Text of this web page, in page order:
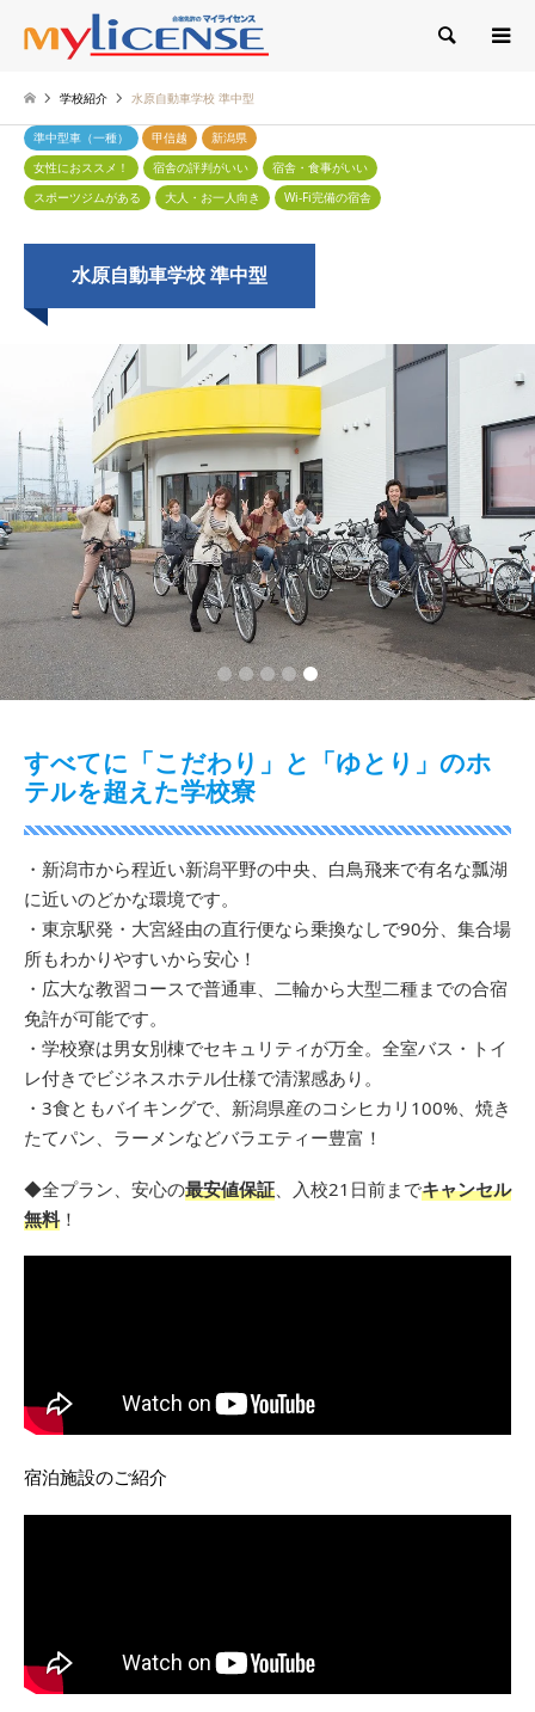
検索
学校紹介 水原自動車学校 準中型
準中型車（一種） 甲信越
新潟県
女性におススメ！
宿舎の評判がいい
宿舎・食事がいい
スポーツジムがある
大人・お一人向き Wi-Fi完備の宿舎
水原自動車学校 準中型
2 3 4 5
すべてに「こだわり」と「ゆとり」のホ
テルを超えた学校寮
・新潟市から程近い新潟平野の中央、白鳥飛来で有名な瓢湖
に近いのどかな環境です。
・東京駅発・大宮経由の直行便なら乗換なしで90分、集合場
所もわかりやすいから安心！
・広大な教習コースで普通車、二輪から大型二種までの合宿
免許が可能です。
・学校寮は男女別棟でセキュリティが万全。全室バス・トイ
レ付きでビジネスホテル仕様で清潔感あり。
・3食ともバイキングで、新潟県産のコシヒカリ100%、焼き
たてパン、ラーメンなどバラエティー豊富！
◆全プラン、安心の最安値保証、入校21日前までキャンセル
無料 ！
宿泊施設のご紹介